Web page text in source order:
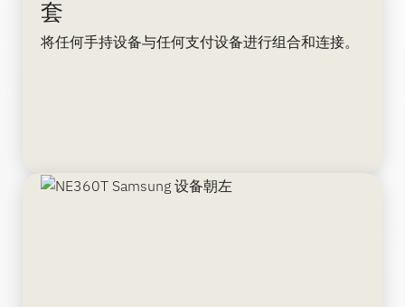
套
将任何手持设备与任何支付设备进行组合和连接。